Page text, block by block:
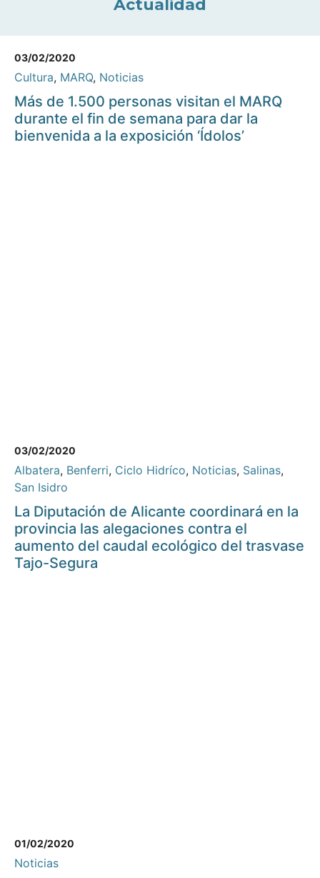
Actualidad
03/02/2020
Cultura, MARQ, Noticias
Más de 1.500 personas visitan el MARQ
durante el fin de semana para dar la
bienvenida a la exposición ‘Ídolos’
03/02/2020
Albatera, Benferri, Ciclo Hidríco, Noticias, Salinas,
San Isidro
La Diputación de Alicante coordinará en la
provincia las alegaciones contra el
aumento del caudal ecológico del trasvase
Tajo-Segura
01/02/2020
Noticias